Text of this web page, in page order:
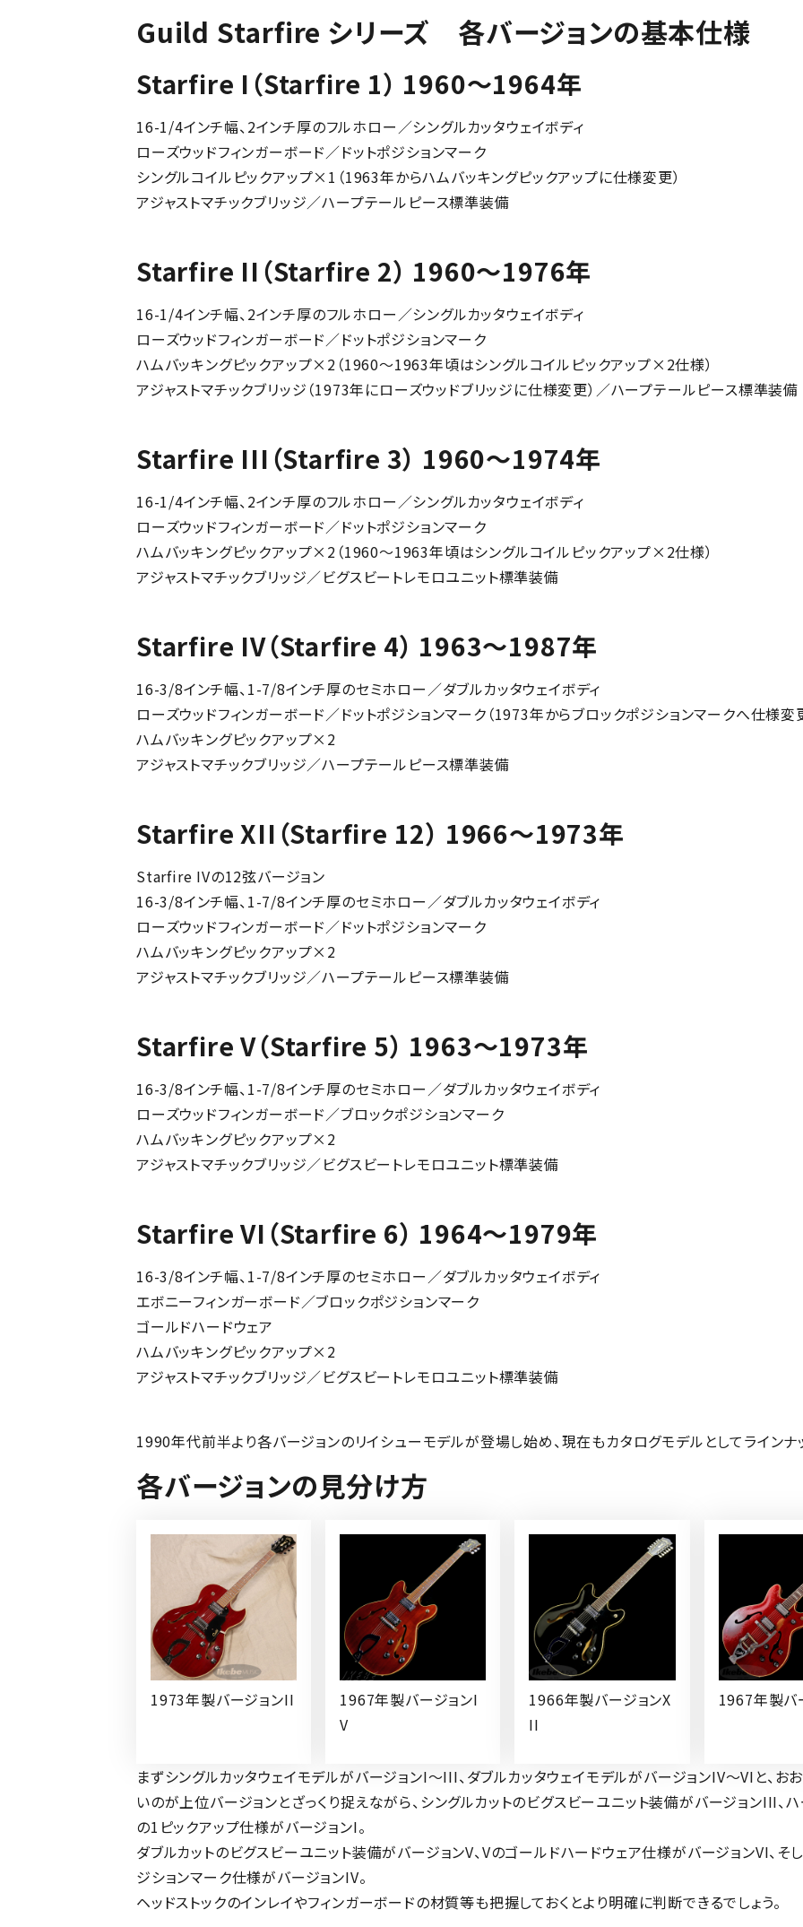
Guild Starfire シリーズ 各バージョンの基本仕様
Starfire I（Starfire 1） 1960～1964年
16-1/4インチ幅、2インチ厚のフルホロー／シングルカッタウェイボディ
ローズウッドフィンガーボード／ドットポジションマーク
シングルコイルピックアップ×1（1963年からハムバッキングピックアップに仕様変更）
アジャストマチックブリッジ／ハープテールピース標準装備
Starfire II（Starfire 2） 1960～1976年
16-1/4インチ幅、2インチ厚のフルホロー／シングルカッタウェイボディ
ローズウッドフィンガーボード／ドットポジションマーク
ハムバッキングピックアップ×2（1960～1963年頃はシングルコイルピックアップ×2仕様）
アジャストマチックブリッジ（1973年にローズウッドブリッジに仕様変更）／ハープテールピース標準装備
Starfire III（Starfire 3） 1960～1974年
16-1/4インチ幅、2インチ厚のフルホロー／シングルカッタウェイボディ
ローズウッドフィンガーボード／ドットポジションマーク
ハムバッキングピックアップ×2（1960～1963年頃はシングルコイルピックアップ×2仕様）
アジャストマチックブリッジ／ビグスビートレモロユニット標準装備
Starfire IV（Starfire 4） 1963～1987年
16-3/8インチ幅、1-7/8インチ厚のセミホロー／ダブルカッタウェイボディ
ローズウッドフィンガーボード／ドットポジションマーク（1973年からブロックポジションマークへ仕様変
ハムバッキングピックアップ×2
アジャストマチックブリッジ／ハープテールピース標準装備
Starfire XII（Starfire 12） 1966～1973年
Starfire IVの12弦バージョン
16-3/8インチ幅、1-7/8インチ厚のセミホロー／ダブルカッタウェイボディ
ローズウッドフィンガーボード／ドットポジションマーク
ハムバッキングピックアップ×2
アジャストマチックブリッジ／ハープテールピース標準装備
Starfire V（Starfire 5） 1963～1973年
16-3/8インチ幅、1-7/8インチ厚のセミホロー／ダブルカッタウェイボディ
ローズウッドフィンガーボード／ブロックポジションマーク
ハムバッキングピックアップ×2
アジャストマチックブリッジ／ビグスビートレモロユニット標準装備
Starfire VI（Starfire 6） 1964～1979年
16-3/8インチ幅、1-7/8インチ厚のセミホロー／ダブルカッタウェイボディ
エボニーフィンガーボード／ブロックポジションマーク
ゴールドハードウェア
ハムバッキングピックアップ×2
アジャストマチックブリッジ／ビグスビートレモロユニット標準装備
1990年代前半より各バージョンのリイシューモデルが登場し始め、現在もカタログモデルとしてラインナ
各バージョンの見分け方
1973年製バージョンII
1967年製バージョンI
V
1966年製バージョンX
II
1967年製バ
まずシングルカッタウェイモデルがバージョンI～III、ダブルカッタウェイモデルがバージョンIV～VIと、
いのが上位バージョンとざっくり捉えながら、シングルカットのビグスビーユニット装備がバージョンIII、
の1ピックアップ仕様がバージョンI。
ダブルカットのビグスビーユニット装備がバージョンV、Vのゴールドハードウェア仕様がバージョンVI、そ
ジションマーク仕様がバージョンIV。
ヘッドストックのインレイやフィンガーボードの材質等も把握しておくとより明確に判断できるでしょう。